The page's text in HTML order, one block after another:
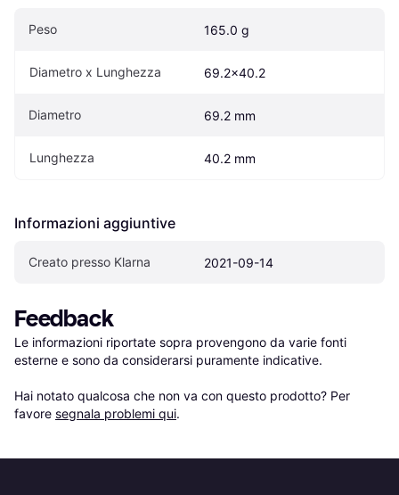
Peso 165.0 g
Diametro x Lunghezza 69.2x40.2
Diametro 69.2 mm
Lunghezza 40.2 mm
Informazioni aggiuntive
Creato presso Klarna 2021-09-14
Feedback
Le informazioni riportate sopra provengono da varie fonti
esterne e sono da considerarsi puramente indicative.
Hai notato qualcosa che non va con questo prodotto? Per
favore segnala problemi qui.